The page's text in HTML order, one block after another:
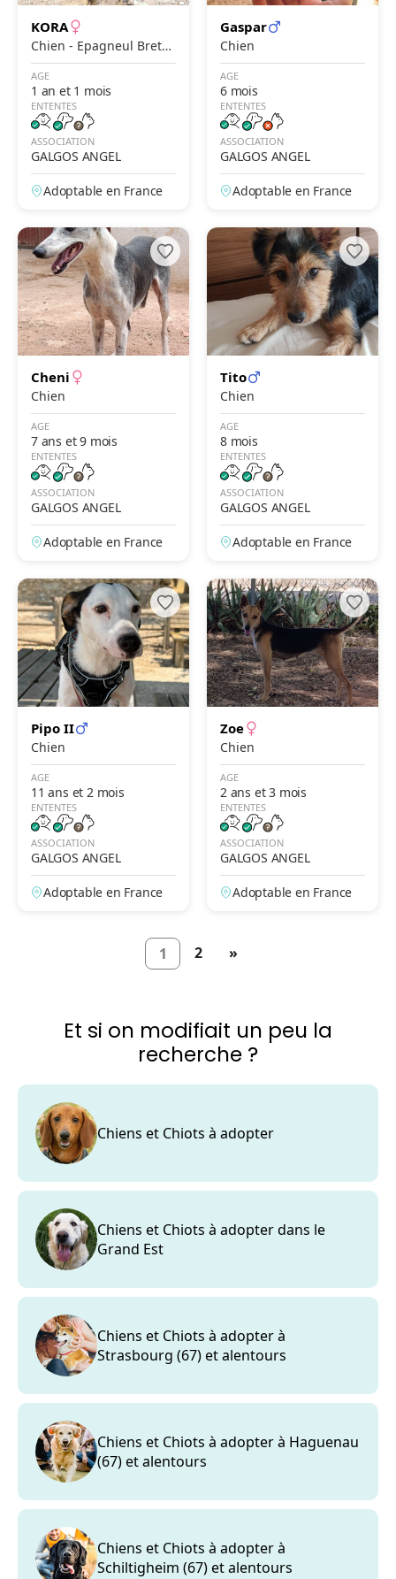
KORA
Chien - Epagneul Breto
n x Setter Anglais
AGE
1 an et 1 mois
ENTENTES
ASSOCIATION
GALGOS ANGEL
Adoptable en France
Gaspar
Chien
AGE
6 mois
ENTENTES
ASSOCIATION
GALGOS ANGEL
Adoptable en France
Cheni
Chien
AGE
7 ans et 9 mois
ENTENTES
ASSOCIATION
GALGOS ANGEL
Adoptable en France
Tito
Chien
AGE
8 mois
ENTENTES
ASSOCIATION
GALGOS ANGEL
Adoptable en France
Pipo II
Chien
AGE
11 ans et 2 mois
ENTENTES
ASSOCIATION
GALGOS ANGEL
Adoptable en France
Zoe
Chien
AGE
2 ans et 3 mois
ENTENTES
ASSOCIATION
GALGOS ANGEL
Adoptable en France
1 2 »
Et si on modifiait un peu la
recherche ?
Chiens et Chiots à adopter
Chiens et Chiots à adopter dans le
Grand Est
Chiens et Chiots à adopter à
Strasbourg (67) et alentours
Chiens et Chiots à adopter à Haguenau
(67) et alentours
Chiens et Chiots à adopter à
Schiltigheim (67) et alentours